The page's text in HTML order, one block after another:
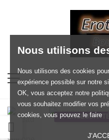
Nous utilisons
Nous utilisons des cookies
expérience possible sur notre
OK, vous acceptez notre
vous souhaitez modifier vos
cookies, vous pouvez le faire